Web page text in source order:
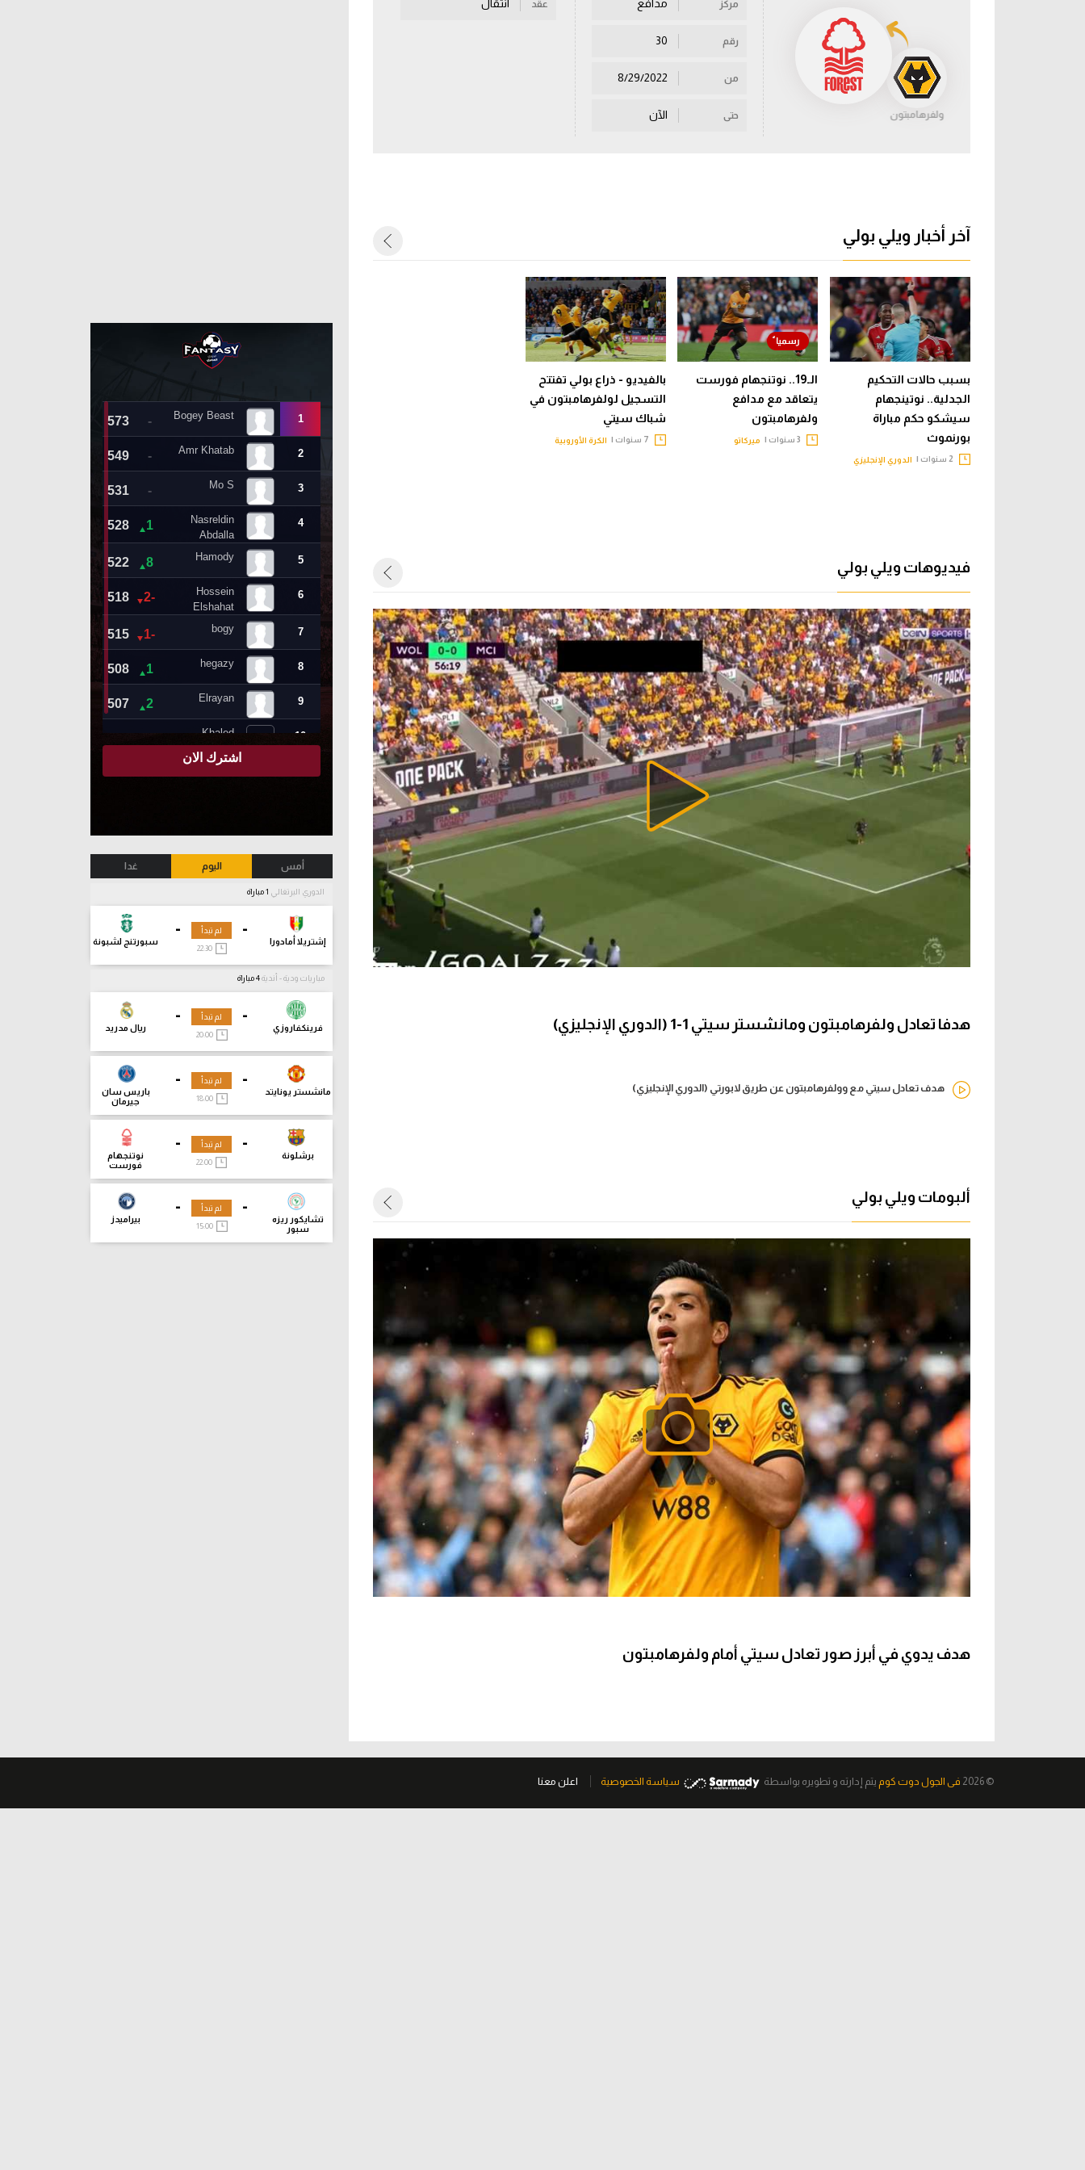
ولفرهامبتون
مركز مدافع
رقم
من
حتى الآن
عقد انتقال
آخر أخبار ويلي بولي
بسبب حالات التحكيم
الجدلية.. نوتينجهام
سيشكو حكم مباراة
بورنموث
الدوري الإنجليزي
الـ19.. نوتنجهام فورست
يتعاقد مع مدافع
ولفرهامبتون
ميركاتو
بالفيديو - ذراع بولي تفتتح
التسجيل لولفرهامبتون في
شباك سيتي
الكرة الأوروبية
فيديوهات ويلي بولي
هدفا تعادل ولفرهامبتون ومانشستر سيتي 1-1 (الدوري الإنجليزي)
هدف تعادل سيتي مع وولفرهامبتون عن طريق لابورتي (الدوري الإنجليزي)
ألبومات ويلي بولي
هدف يدوي في أبرز صور تعادل سيتي أمام ولفرهامبتون
أمس اليوم غدا
الدوري البرتغالي
-
إشتريلا أمادورا
-
سبورتنج لشبونة
لم تبدأ
22:30
مباريات ودية - أندية
-
فرينكفاروزي
-
ريال مدريد
لم تبدأ
20:00
-
مانشستر يونايتد
-
باريس سان
جيرمان
لم تبدأ
18:00
-
برشلونة
-
نوتنجهام
فورست
لم تبدأ
-
تشايكور ريزه
سبور
-
بيراميدز
لم تبدأ
15:00
© 2026 فى الجول دوت كوم يتم إدارته و تطويره بواسطة سياسة الخصوصية اعلن معنا